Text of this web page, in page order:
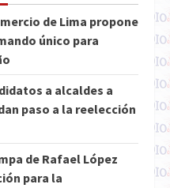
de Lima propone
único para
a alcaldes a
paso a la reelección
de Rafael López
para la